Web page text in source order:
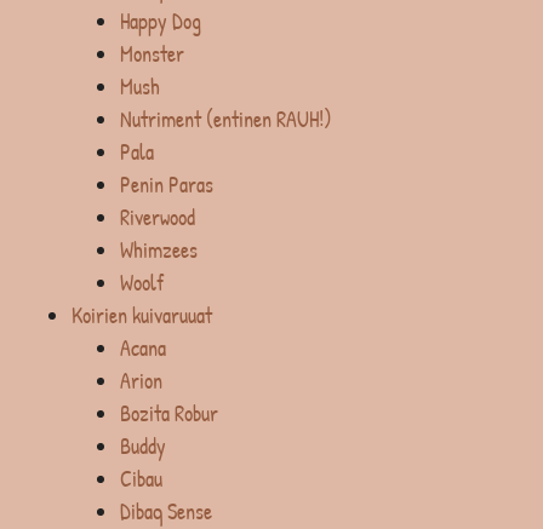
Happy Dog
Monster
Mush
Nutriment (entinen RAUH!)
Pala
Penin Paras
Riverwood
Whimzees
Woolf
Koirien kuivaruuat
Acana
Arion
Bozita Robur
Buddy
Cibau
Dibaq Sense